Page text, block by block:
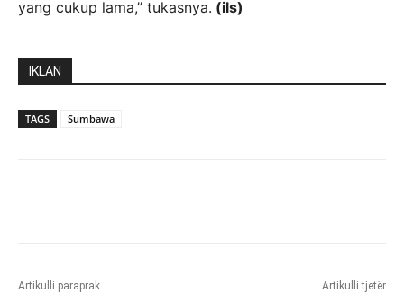
yang cukup lama,” tukasnya. (ils)
IKLAN
TAGS Sumbawa
Artikulli paraprak Artikulli tjetër